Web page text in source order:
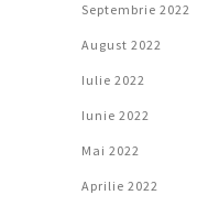
Septembrie 2022
August 2022
Iulie 2022
Iunie 2022
Mai 2022
Aprilie 2022